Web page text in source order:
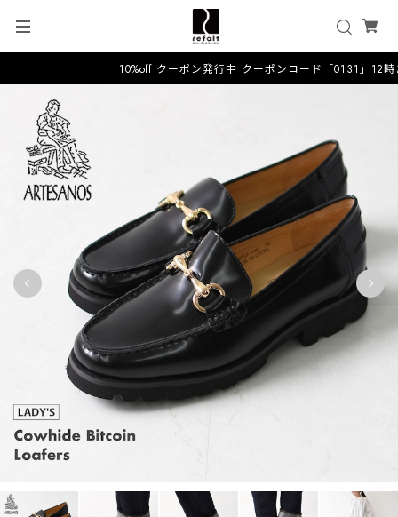
10%off クーポン発行中 クーポンコード「0131」12